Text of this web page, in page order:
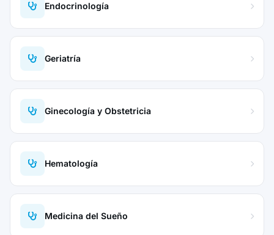
Endocrinología
Geriatría
Ginecología y Obstetricia
Hematología
Medicina del Sueño